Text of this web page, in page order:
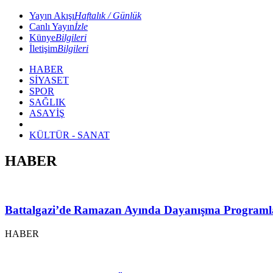
Yayın AkışıHaftalık / Günlük
Canlı Yayınİzle
KünyeBilgileri
İletişimBilgileri
HABER
SİYASET
SPOR
SAĞLIK
ASAYİŞ
KÜLTÜR - SANAT
HABER
Battalgazi’de Ramazan Ayında Dayanışma
HABER